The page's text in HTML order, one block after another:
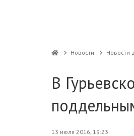
Новости Новости
В
13 июля 2016, 19:23